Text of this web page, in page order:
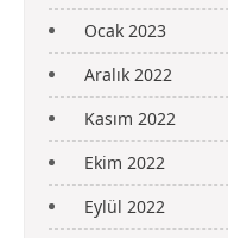
Ocak 2023
Aralık 2022
Kasım 2022
Ekim 2022
Eylül 2022